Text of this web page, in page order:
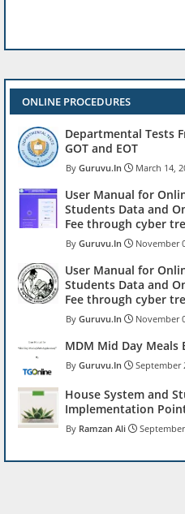
ONLINE PROCEDURES
Departmental Tests
GOT and EOT
Guruvu.In March 14,
User Manual for
Students Data and
Fee through cyber
Guruvu.In November
User Manual for
Students Data and
Fee through cyber
Guruvu.In November
MDM Mid Day
Guruvu.In September
House System and
Implementation
Ramzan Ali